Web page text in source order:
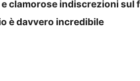
clamorose indiscrezioni sul
è davvero incredibile